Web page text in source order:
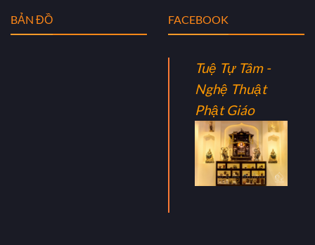
BẢN ĐỒ FACEBOOK
Tuệ Tự Tâm -
Nghệ Thuật
Phật Giáo